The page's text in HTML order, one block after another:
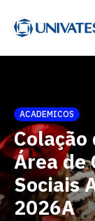
ACADEMICOS
Colação
Área de
Sociais
2026A